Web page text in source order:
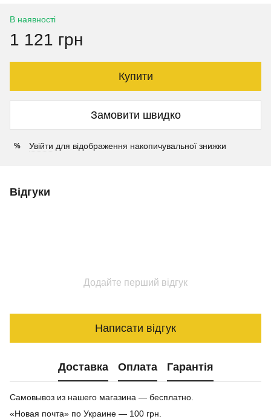
В наявності
1 121 грн
Купити
Замовити швидко
% Увійти для відображення накопичувальної знижки
Відгуки
Додайте перший відгук
Написати відгук
Доставка Оплата Гарантія
Самовывоз из нашего магазина — бесплатно.
«Новая почта» по Украине — 100 грн.